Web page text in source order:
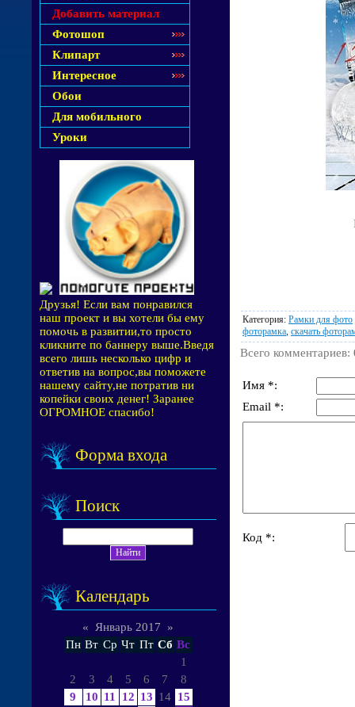
Добавить материал
Фотошоп
Клипарт
Интересное
Обои
Для мобильного
Уроки
Друзья! Если вам понравился
наш проект и вы хотели бы ему
помочь в развитии,то просто
кликните по баннеру выше.Введя
всего лишь несколько цифр и
ответив на вопрос,вы поможете
нашему сайту,не потратив ни
копейки своих денег! Заранее
ОГРОМНОЕ спасибо!
Форма входа
Поиск
Календарь
« Январь 2017
»
Пн Вт Ср Чт Пт Сб Вс
1
2
3 4 5 6 7
8
9
10 11 12 13 14 15
Категория: Рамки для фото
фоторамка скачать
Всего комментариев:
Имя *:
Email *:
Код *: